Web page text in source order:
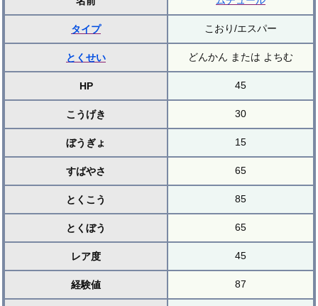
タイプ こおり/エスパー
とくせい どんかん または よちむ
HP 45
こうげき 30
ぼうぎょ 15
すばやさ 65
とくこう 85
とくぼう 65
レア度 45
経験値 87